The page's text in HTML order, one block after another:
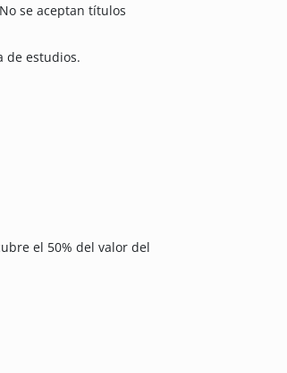
se aceptan títulos
de estudios.
el 50% del valor del